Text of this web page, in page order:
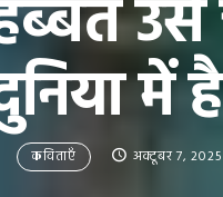
उसे
में
कविताएँ अक्टूबर 7, 2025